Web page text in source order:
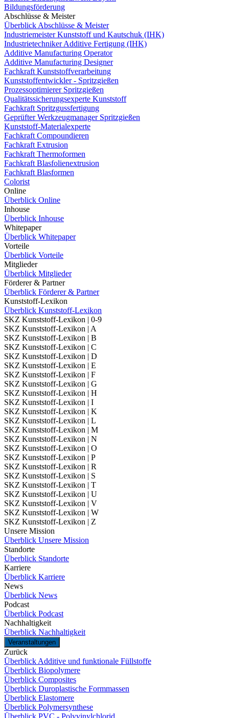
Bildungsförderung
Abschlüsse & Meister
Überblick Abschlüsse & Meister
Industriemeister Kunststoff und Kautschuk (IHK)
Industrietechniker Additive Fertigung (IHK)
Additive Manufacturing Operator
Additive Manufacturing Designer
Fachkraft Kunststoffverarbeitung
Kunststoffentwickler - Spritzgießen
Prozessoptimierer Spritzgießen
Qualitätssicherungsexperte Kunststoff
Fachkraft Spritzgussfertigung
Geprüfter Werkzeugmanager Spritzgießen
Kunststoff-Materialexperte
Fachkraft Compoundieren
Fachkraft Extrusion
Fachkraft Thermoformen
Fachkraft Blasfolienextrusion
Fachkraft Blasformen
Colorist
Online
Überblick Online
Inhouse
Überblick Inhouse
Whitepaper
Überblick Whitepaper
Vorteile
Überblick Vorteile
Mitglieder
Überblick Mitglieder
Förderer & Partner
Überblick Förderer & Partner
Kunststoff-Lexikon
Überblick Kunststoff-Lexikon
SKZ Kunststoff-Lexikon | 0-9
SKZ Kunststoff-Lexikon | A
SKZ Kunststoff-Lexikon | B
SKZ Kunststoff-Lexikon | C
SKZ Kunststoff-Lexikon | D
SKZ Kunststoff-Lexikon | E
SKZ Kunststoff-Lexikon | F
SKZ Kunststoff-Lexikon | G
SKZ Kunststoff-Lexikon | H
SKZ Kunststoff-Lexikon | I
SKZ Kunststoff-Lexikon | K
SKZ Kunststoff-Lexikon | L
SKZ Kunststoff-Lexikon | M
SKZ Kunststoff-Lexikon | N
SKZ Kunststoff-Lexikon | O
SKZ Kunststoff-Lexikon | P
SKZ Kunststoff-Lexikon | R
SKZ Kunststoff-Lexikon | S
SKZ Kunststoff-Lexikon | T
SKZ Kunststoff-Lexikon | U
SKZ Kunststoff-Lexikon | V
SKZ Kunststoff-Lexikon | W
SKZ Kunststoff-Lexikon | Z
Unsere Mission
Überblick Unsere Mission
Standorte
Überblick Standorte
Karriere
Überblick Karriere
News
Überblick News
Podcast
Überblick Podcast
Nachhaltigkeit
Überblick Nachhaltigkeit
Veranstaltungen
Zurück
Überblick Additive und funktionale Füllstoffe
Überblick Biopolymere
Überblick Composites
Überblick Duroplastische Formmassen
Überblick Elastomere
Überblick Polymersynthese
Überblick PVC - Polyvinylchlorid